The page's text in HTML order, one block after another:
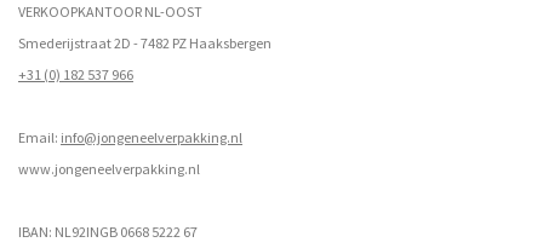
VERKOOPKANTOOR NL-OOST
Smederijstraat 2D - 7482 PZ Haaksbergen
+31 (0) 182 537 966
Email: info@jongeneelverpakking.nl
www.jongeneelverpakking.nl
IBAN: NL92INGB 0668 5222 67